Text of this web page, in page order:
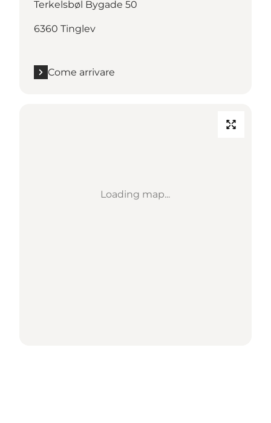
Terkelsbøl Bygade 50
6360 Tinglev
Come arrivare
Loading map...